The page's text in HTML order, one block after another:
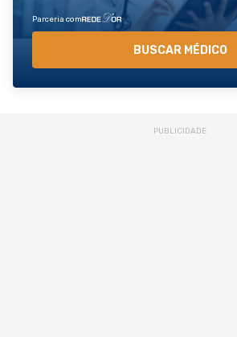
Parceria com
BUSCAR MÉDICO